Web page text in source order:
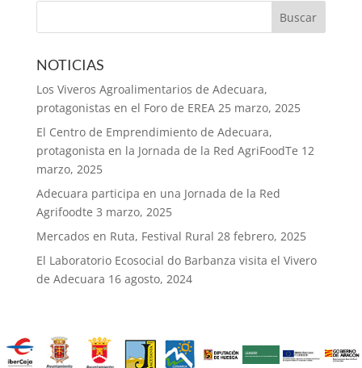
NOTICIAS
Los Viveros Agroalimentarios de Adecuara,
protagonistas en el Foro de EREA 25 marzo, 2025
El Centro de Emprendimiento de Adecuara,
protagonista en la Jornada de la Red AgriFoodTe 12
marzo, 2025
Adecuara participa en una Jornada de la Red
Agrifoodte 3 marzo, 2025
Mercados en Ruta, Festival Rural 28 febrero, 2025
El Laboratorio Ecosocial do Barbanza visita el Vivero
de Adecuara 16 agosto, 2024